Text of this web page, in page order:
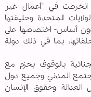
في "أعمال غير
المتحدة وحليفتها
دون أساس- اختصاصها على
بما في ذلك دولة
بالوقوف بحزم مع
المدني وجميع دول
وحقوق الإنسان